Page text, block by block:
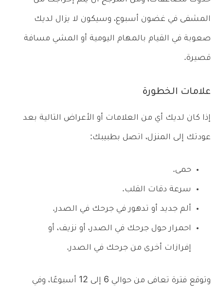
المشفى في غضون أسبوع، وسيكون لا يزال لديك
صعوبة في القيام بالمهام اليومية أو المشي مسافة
قصيرة.
علامات الخطورة
إذا كان لديك أي من العلامات أو الأعراض التالية بعد
عودتك إلى المنزل، اتصل بطبيبك:
حمى.
سرعة دقات القلب.
ألم جديد أو تدهور في جرحك في الصدر.
احمرار حول جرحك في الصدر، أو نزيف، أو
إفرازات أخرى من جرحك في الصدر.
وتوقع فترة تعافى من حوالي 6 إلى 12 أسبوعًا، وفي